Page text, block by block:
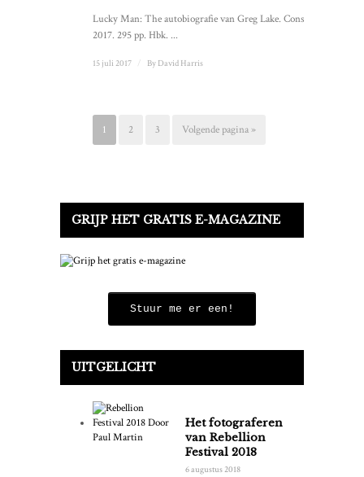
Lucky Man: The autobiografie van Greg Lake. Constable.
2017. 295 pp. Hbk. ...
15 juli 2017 By David Harris
1 2 3 Volgende pagina »
GRIJP HET GRATIS E-MAGAZINE
Stuur me er een!
UITGELICHT
Het fotograferen
van Rebellion
Festival 2018
6 augustus 2018